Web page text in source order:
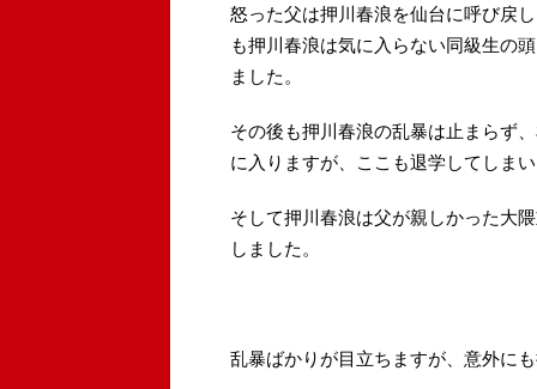
怒った父は押川春浪を仙台に呼び戻
も押川春浪は気に入らない同級生の
ました。
その後も押川春浪の乱暴は止まらず
に入りますが、ここも退学してしま
そして押川春浪は父が親しかった大
しました。
乱暴ばかりが目立ちますが、意外に